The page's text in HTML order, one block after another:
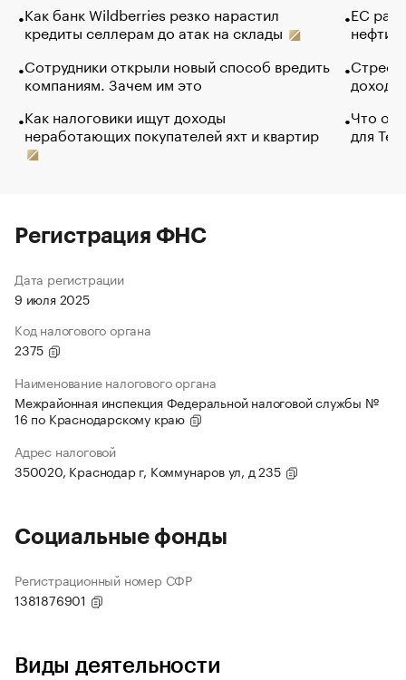
Как банк Wildberries резко нарастил
кредиты селлерам до атак на склады
Сотрудники открыли новый способ вредить
компаниям. Зачем им это
Как налоговики ищут доходы
неработающих покупателей яхт и квартир
ЕС
нефти
Что
для
Регистрация ФНС
Дата регистрации
9 июля 2025
Код налогового органа
2375
Наименование налогового органа
Межрайонная инспекция Федеральной налоговой службы №
16 по Краснодарскому краю
Адрес налоговой
350020, Краснодар г, Коммунаров ул, д 235
Социальные фонды
Регистрационный номер СФР
1381876901
Виды деятельности